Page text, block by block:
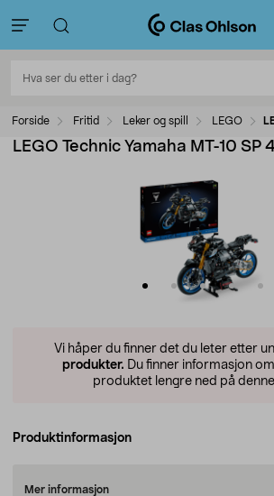
Forside Fritid Leker og spill LEGO
LEGO Technic Yamaha MT-10 SP
Vi håper du finner det du leter etter
produkter. Du finner informasjon
produktet lengre ned på
Produktinformasjon
Mer informasjon